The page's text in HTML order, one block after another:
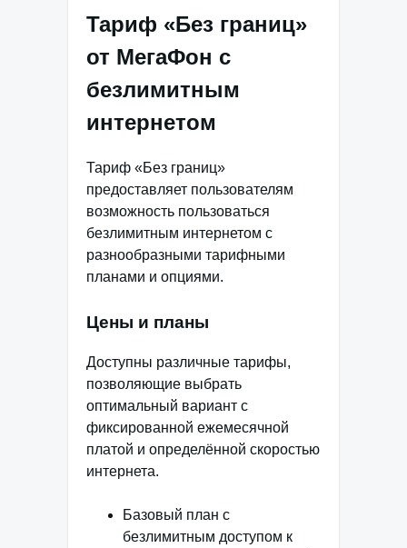
Тариф «Без границ»
от МегаФон с
безлимитным
интернетом
Тариф «Без границ»
предоставляет пользователям
возможность пользоваться
безлимитным интернетом с
разнообразными тарифными
планами и опциями.
Цены и планы
Доступны различные тарифы,
позволяющие выбрать
оптимальный вариант с
фиксированной ежемесячной
платой и определённой скоростью
интернета.
Базовый план с
безлимитным доступом к